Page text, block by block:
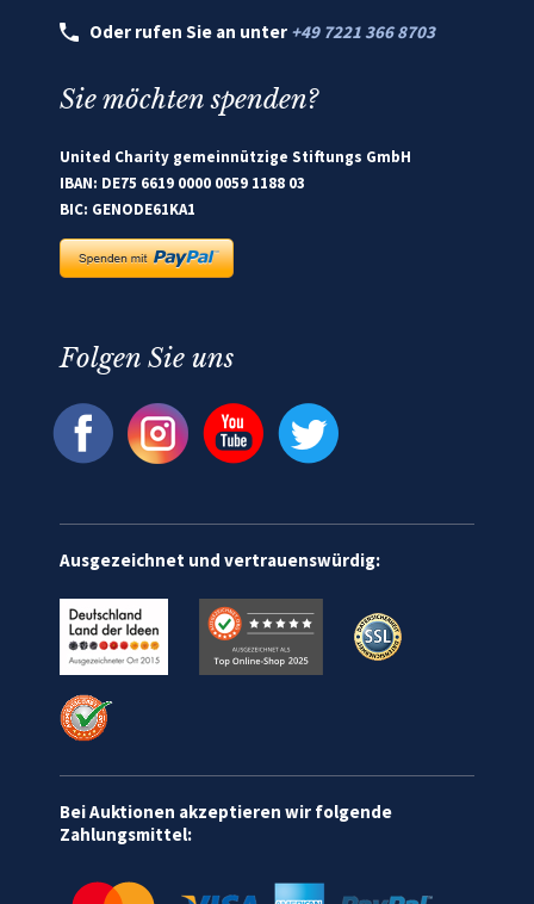
Oder rufen Sie an unter +49 7221 366 8703
Sie möchten spenden?
United Charity gemeinnützige Stiftungs GmbH
IBAN: DE75 6619 0000 0059 1188 03
BIC: GENODE61KA1
Folgen Sie uns
Ausgezeichnet und vertrauenswürdig:
Bei Auktionen akzeptieren wir folgende
Zahlungsmittel: